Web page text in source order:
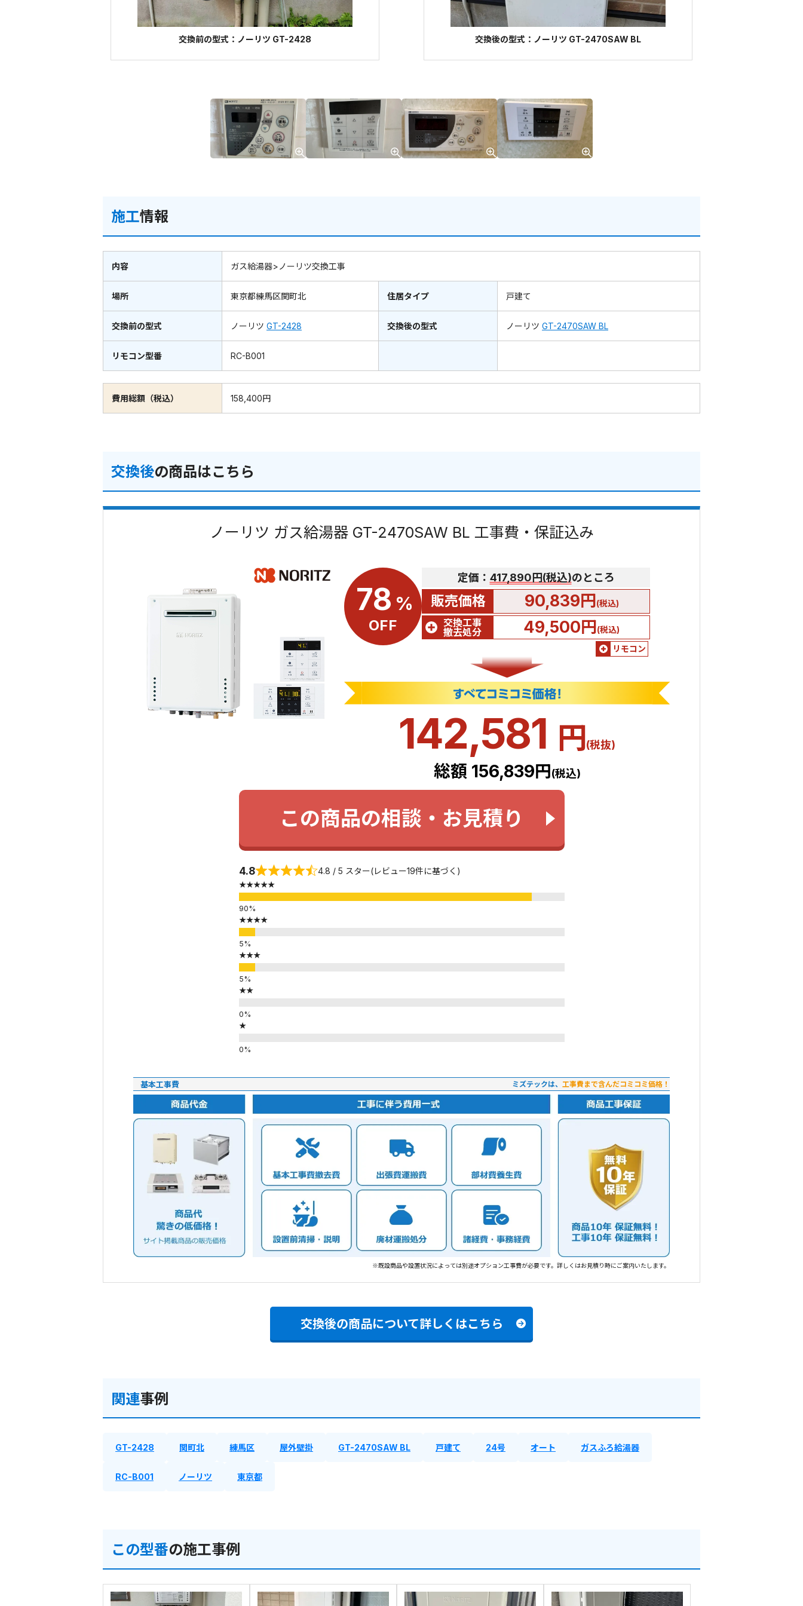
交換前の型式：ノーリツ GT-2428 交換後の型式：ノーリツ GT-2470SAW BL
施工情報
内容 ガス給湯器>ノーリツ交換工事
場所 東京都練馬区関町北 住居タイプ 戸建て
交換前の型式 ノーリツ GT-2428 交換後の型式 ノーリツ GT-2470SAW BL
リモコン型番 RC-B001
費用総額（税込） 158,400円
交換後の商品はこちら
ノーリツ ガス給湯器 GT-2470SAW BL 工事費・保証込み
78 %
OFF
定価： 417,890円(税込)のところ
販売価格 90,839円(税込)
交換工事
撤去処分
49,500円(税込)
リモコン
142,581 円(税抜)
総額 156,839円(税込)
この商品の相談・お見積り
4.8 4.8 / 5 スター(レビュー19件に基づく)
★★★★★
★★★★
★★★
★★
★
基本工事費 ミズテックは、 工事費まで含んだコミコミ価格！
※既設商品や設置状況によっては別途オプション工事費が必要です。詳しくはお見積り時にご案内いたします。
交換後の商品について詳しくはこちら
関連事例
GT-2428 関町北 練馬区 屋外壁掛 GT-2470SAW BL 戸建て 24号 オート ガスふろ給湯器
RC-B001 ノーリツ 東京都
この型番の施工事例